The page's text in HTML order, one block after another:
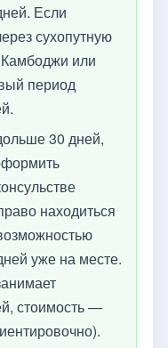
Если
сухопутную
или
период
30 дней,
находиться
уже на месте.
стоимость —